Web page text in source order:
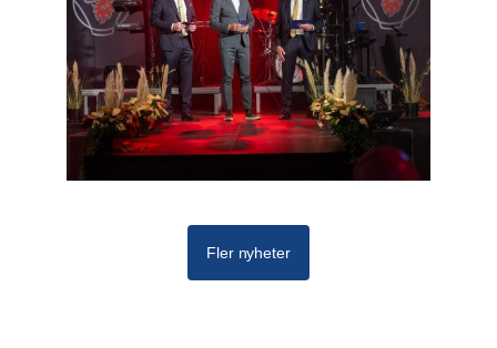
Fler nyheter